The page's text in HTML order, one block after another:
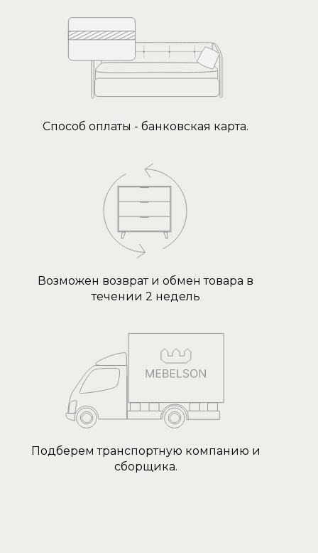
Способ оплаты - банковская карта.
Возможен возврат и обмен товара в
течении 2 недель
Подберем транспортную компанию и
сборщика.